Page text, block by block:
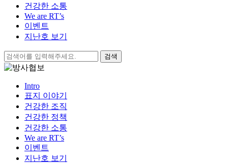
건강한 소통
We are RT’s
이벤트
지난호 보기
검
색:
Intro
표지 이야기
건강한 조직
건강한 정책
건강한 소통
We are RT’s
이벤트
지난호 보기